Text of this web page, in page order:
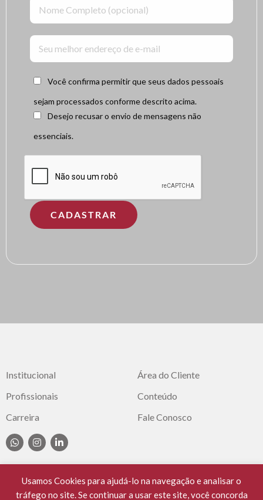
Você confirma permitir que seus dados pessoais
sejam processados conforme descrito acima.
Desejo recusar o envio de mensagens não
essenciais.
Institucional
Profissionais
Carreira
Área do Cliente
Conteúdo
Fale Conosco
Usamos Cookies para ajudá-lo na navegação e analisar o
tráfego no site. Se continuar a usar este site, você concorda